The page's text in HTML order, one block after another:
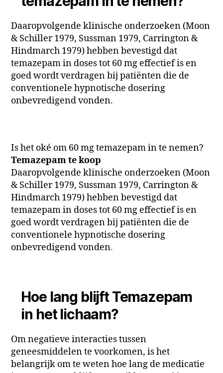
Daaropvolgende klinische onderzoeken (Moon
& Schiller 1979, Sussman 1979, Carrington &
Hindmarch 1979) hebben bevestigd dat
temazepam in doses tot 60 mg effectief is en
goed wordt verdragen bij patiënten die de
conventionele hypnotische dosering
onbevredigend vonden.
Is het oké om 60 mg temazepam in te nemen?
Temazepam te koop
Daaropvolgende klinische onderzoeken (Moon
& Schiller 1979, Sussman 1979, Carrington &
Hindmarch 1979) hebben bevestigd dat
temazepam in doses tot 60 mg effectief is en
goed wordt verdragen bij patiënten die de
conventionele hypnotische dosering
onbevredigend vonden.
Hoe lang blijft Temazepam
in het lichaam?
Om negatieve interacties tussen
geneesmiddelen te voorkomen, is het
belangrijk om te weten hoe lang de medicatie